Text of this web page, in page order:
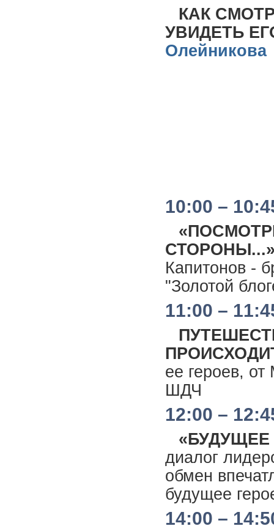
КАК
УВИДЕТЬ
Олейникова
10:00 –
Капитонов -
"Золотой
11:00 –
ее героев,
ШДЧ
12:00 –
диалог
обмен
будущее
14:00 –